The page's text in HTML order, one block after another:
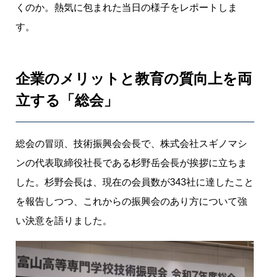
未
最
多
加
者
を
め
た
「
富
山
くのか。熱気に包まれた当日の様子をレポートしま
す。
企業のメリットと教育の質向上を両
立する「総会」
総会の冒頭、技術振興会会長で、株式会社スギノマシ
ンの代表取締役社長である杉野岳会長が挨拶に立ちま
した。杉野会長は、現在の会員数が343社に達したこと
を報告しつつ、これからの振興会のあり方について強
い決意を語りました。